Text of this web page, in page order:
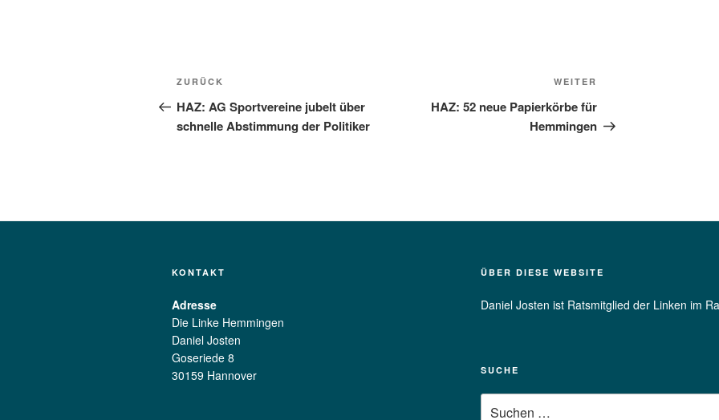
Beitragsnavigation
Vorheriger
Beitrag
ZURÜCK
HAZ: AG Sportvereine jubelt über
schnelle Abstimmung der Politiker
Beitrag
WEITER
HAZ: 52 neue Papierkörbe für
Hemmingen
KONTAKT
Adresse
Die Linke Hemmingen
Daniel Josten
Goseriede 8
30159 Hannover
ÜBER DIESE WEBSITE
Daniel Josten ist Ratsmitglied der Linken im
SUCHE